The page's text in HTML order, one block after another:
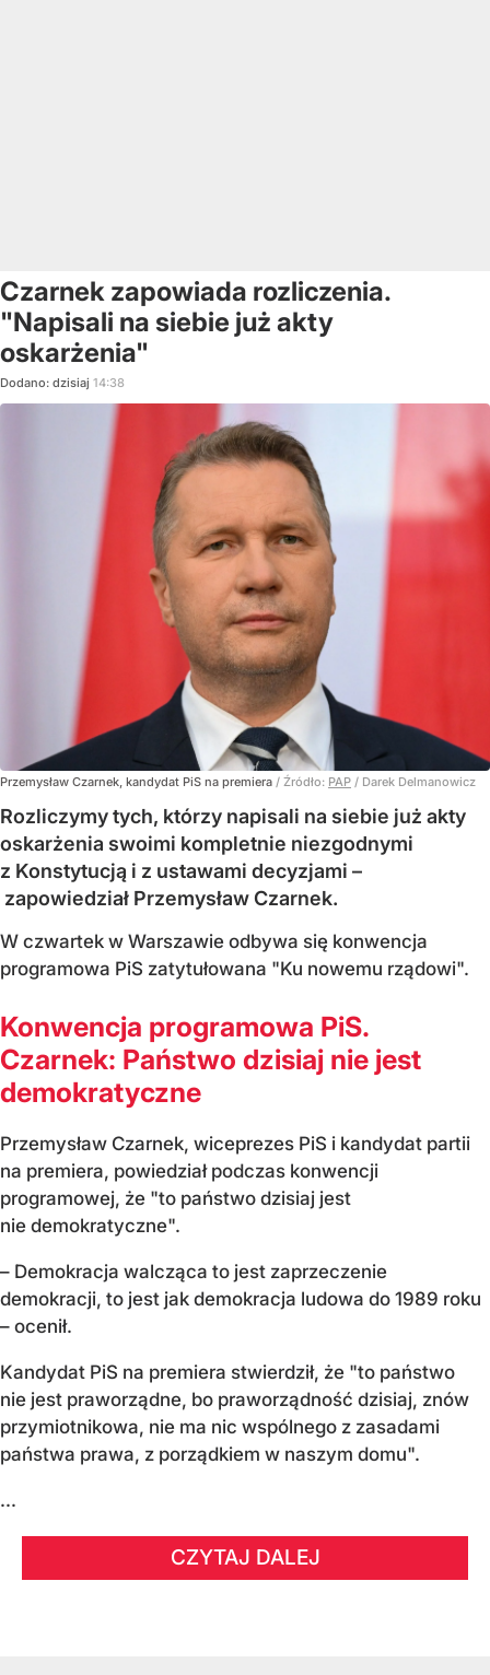
Czarnek zapowiada rozliczenia.
"Napisali na siebie już akty
oskarżenia"
Dodano: dzisiaj 14:38
Przemysław Czarnek, kandydat PiS na premiera / Źródło: PAP / Darek Delmanowicz
Rozliczymy tych, którzy napisali na siebie już akty
oskarżenia swoimi kompletnie niezgodnymi
z Konstytucją i z ustawami decyzjami –
zapowiedział Przemysław Czarnek.
W czwartek w Warszawie odbywa się konwencja
programowa PiS zatytułowana "Ku nowemu rządowi".
Konwencja programowa PiS.
Czarnek: Państwo dzisiaj nie jest
demokratyczne
Przemysław Czarnek, wiceprezes PiS i kandydat partii
na premiera, powiedział podczas konwencji
programowej, że "to państwo dzisiaj jest
nie demokratyczne".
– Demokracja walcząca to jest zaprzeczenie
demokracji, to jest jak demokracja ludowa do 1989 roku
– ocenił.
Kandydat PiS na premiera stwierdził, że "to państwo
nie jest praworządne, bo praworządność dzisiaj, znów
przymiotnikowa, nie ma nic wspólnego z zasadami
państwa prawa, z porządkiem w naszym domu".
...
CZYTAJ DALEJ